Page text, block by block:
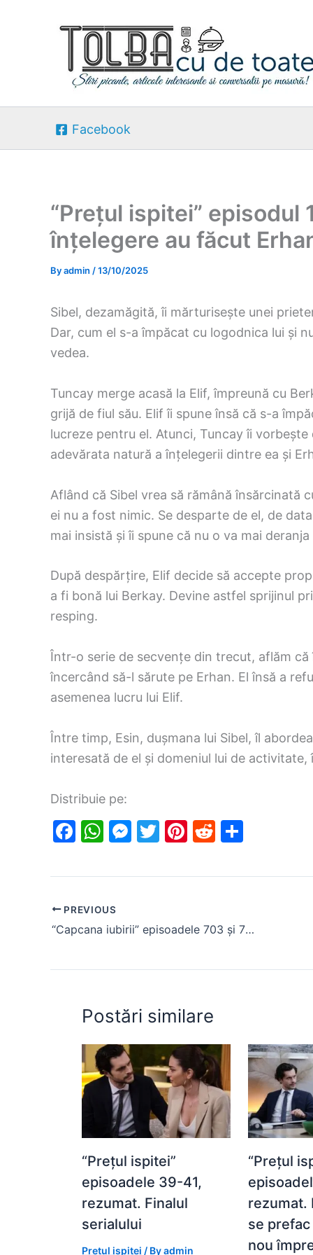
Facebook
“Prețul ispitei” episodul
înțelegere au făcut
Byadmin /13/10/2025
Sibel, dezamăgită, îi mărturisește unei
Dar, cum el s-a împăcat cu logodnica lui și
vedea.
Tuncay merge acasă la Elif, împreună cu
grijă de fiul său. Elif îi spune însă că s-a
lucreze pentru el. Atunci, Tuncay îi
adevărata natură a înțelegerii dintre ea și
Aflând că Sibel vrea să rămână însărcinată
ei nu a fost nimic. Se desparte de el, de
mai insistă și îi spune că nu o va mai
După despărțire, Elif decide să accepte
a fi bonă lui Berkay. Devine astfel sprijinul
resping.
Într-o serie de secvențe din trecut, aflăm
încercând să-l sărute pe Erhan. El însă a
asemenea lucru lui Elif.
Între timp, Esin, dușmana lui Sibel, îl
interesată de el și domeniul lui de activitate,
Distribuie pe:
F
c
b
o
o
W
at
A
p
p
M
s
e
n
g
T
itt
Pi
er
st
R
d
t
ar
PREVIOUS
“Capcana iubirii” episoadele 703 și 704, rezumat. Elif începe să afle că Suzan i-a despărțit pe Akif și Behiye
Postări similare
“Prețul ispitei”
episoadele 39-41,
rezumat. Finalul
serialului
Pretul ispitei / Byadmin
“Prețul
rezumat.
se
nou